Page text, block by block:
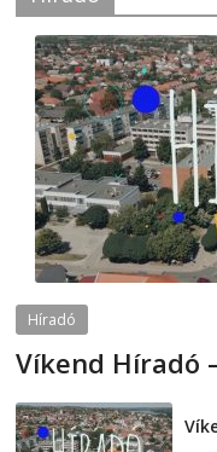
Híradó
Víkend Híradó